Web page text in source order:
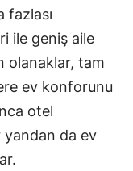
fazlası
ile geniş aile
olanaklar, tam
ev konforunu
otel
yandan da ev